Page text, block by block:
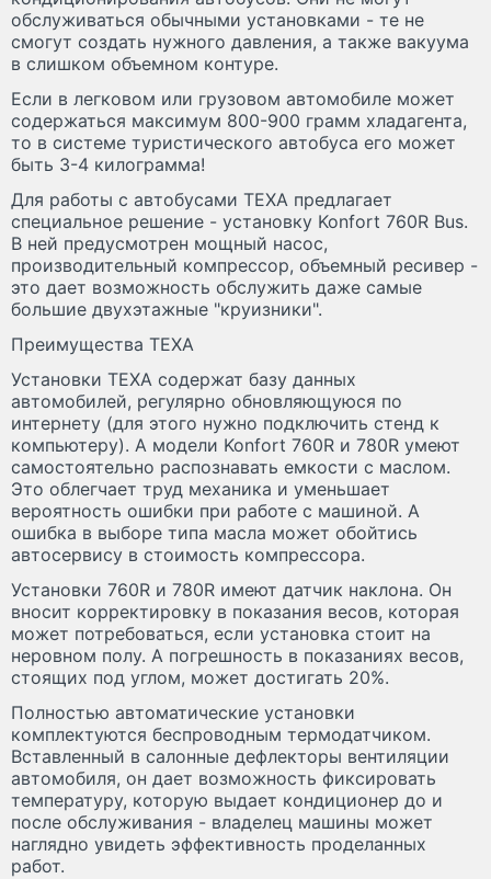
обслуживаться обычными установками - те не
смогут создать нужного давления, а также вакуума
в слишком объемном контуре.
Если в легковом или грузовом автомобиле может
содержаться максимум 800-900 грамм хладагента,
то в системе туристического автобуса его может
быть 3-4 килограмма!
Для работы с автобусами TEXA предлагает
специальное решение - установку Konfort 760R Bus.
В ней предусмотрен мощный насос,
производительный компрессор, объемный ресивер -
это дает возможность обслужить даже самые
большие двухэтажные "круизники".
Преимущества TEXA
Установки TEXA содержат базу данных
автомобилей, регулярно обновляющуюся по
интернету (для этого нужно подключить стенд к
компьютеру). А модели Konfort 760R и 780R умеют
самостоятельно распознавать емкости с маслом.
Это облегчает труд механика и уменьшает
вероятность ошибки при работе с машиной. А
ошибка в выборе типа масла может обойтись
автосервису в стоимость компрессора.
Установки 760R и 780R имеют датчик наклона. Он
вносит корректировку в показания весов, которая
может потребоваться, если установка стоит на
неровном полу. А погрешность в показаниях весов,
стоящих под углом, может достигать 20%.
Полностью автоматические установки
комплектуются беспроводным термодатчиком.
Вставленный в салонные дефлекторы вентиляции
автомобиля, он дает возможность фиксировать
температуру, которую выдает кондиционер до и
после обслуживания - владелец машины может
наглядно увидеть эффективность проделанных
работ.